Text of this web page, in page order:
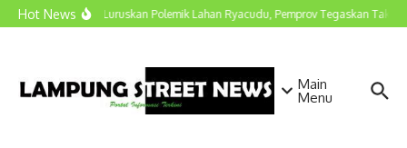
Lewati ke konten
Hot NewsMarindo Luruskan Polemik Lahan Ryacudu, Pemprov Tegaskan Tak
Main
Menu